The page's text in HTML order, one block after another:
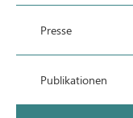
Presse
Publikationen